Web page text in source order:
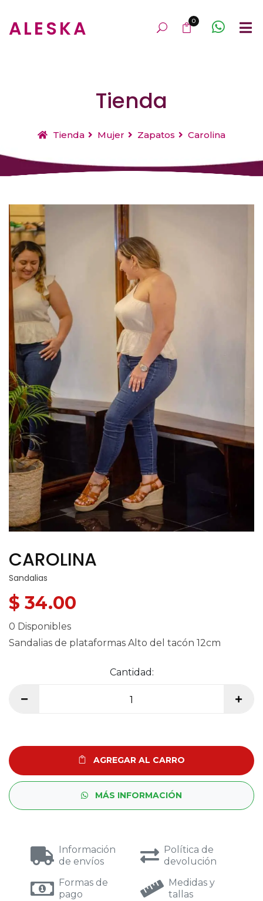
ALESKA 0
Tienda
Tienda Mujer Zapatos Carolina
CAROLINA
Sandalias
$ 34.00
0 Disponibles
Sandalias de plataformas Alto del tacón 12cm
Cantidad:
AGREGAR AL CARRO
MÁS INFORMACIÓN
Información
de envíos
Política de
devolución
Formas de
pago
Medidas y
tallas